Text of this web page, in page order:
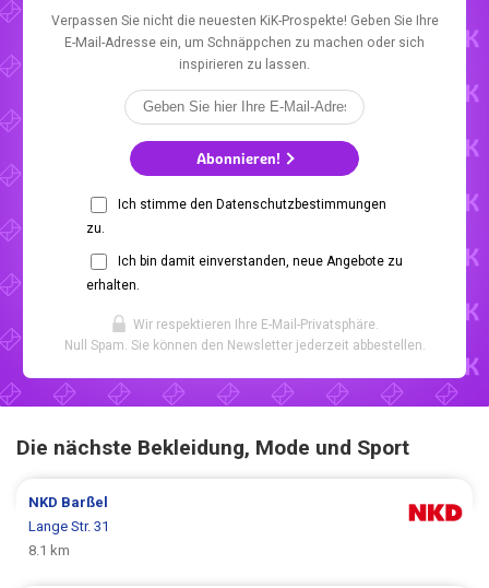
Verpassen Sie nicht die neuesten KiK-Prospekte! Geben Sie Ihre
E-Mail-Adresse ein, um Schnäppchen zu machen oder sich
inspirieren zu lassen.
Abonnieren!
Ich stimme den Datenschutzbestimmungen
zu.
Ich bin damit einverstanden, neue Angebote zu
erhalten.
Wir respektieren Ihre E-Mail-Privatsphäre.
Null Spam. Sie können den Newsletter jederzeit abbestellen.
Die nächste Bekleidung, Mode und Sport
NKD Barßel
Lange Str. 31
8.1 km